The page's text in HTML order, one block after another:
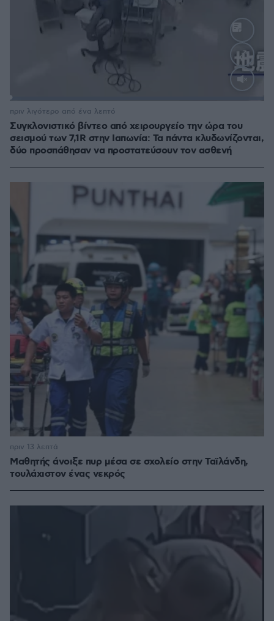
Συγκλονιστικό βίντεο από χειρουργείο την ώρα του
σεισμού των 7,1R στην Ιαπωνία: Τα πάντα κλυδωνίζονται,
δύο προσπάθησαν να προστατεύσουν τον ασθενή
πριν λιγότερο από ένα λεπτό
Μαθητής άνοιξε πυρ μέσα σε σχολείο στην Ταϊλάνδη,
τουλάχιστον ένας νεκρός
πριν 13 λεπτά